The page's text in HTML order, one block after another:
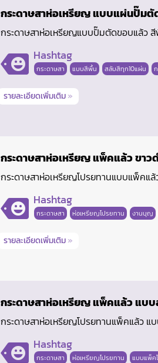
กระดาษสาห่อเหรียญ แบบแผ่นปั๊ม
กระดาษสาห่อเหรียญแบบปั๊มตัดขอบแล้ว
Hashtag
กระดาษสา แบบสีพื้น สลับสีทุก10แผ่น
รายละเอียดเพิ่มเติม»
กระดาษสาห่อเหรียญ แพ็คแล้ว ขา
กระดาษสาห่อเหรียญโปรยทานแบบแพ็คแล้
Hashtag
กระดาษสา ห่อเหรียญโปรยทาน งานบุญ
รายละเอียดเพิ่มเติม»
กระดาษสาห่อเหรียญ แพ็คแล้ว แบ
กระดาษสาห่อเหรียญโปรยทานแพ็คแล้ว แ
Hashtag
กระดาษสา ห่อเหรียญโปรยทาน แบบแพ็ค